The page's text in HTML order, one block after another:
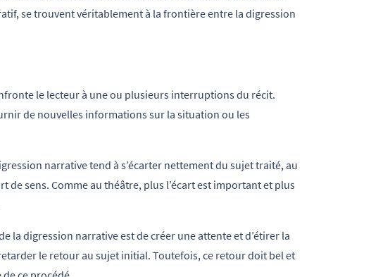
se trouvent véritablement à la frontière entre la digression
le lecteur à une ou plusieurs interruptions du récit.
de nouvelles informations sur la situation ou les
narrative tend à s’écarter nettement du sujet traité, au
sens. Comme au théâtre, plus l’écart est important et plus
la digression narrative est de créer une attente et d’étirer la
le retour au sujet initial. Toutefois, ce retour doit bel et